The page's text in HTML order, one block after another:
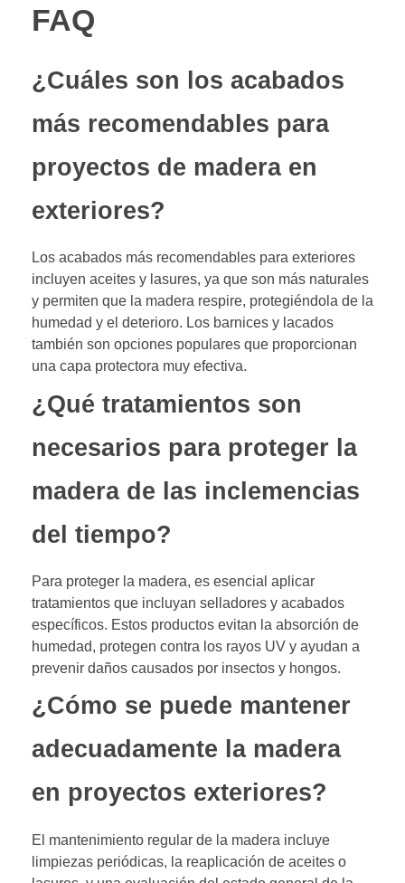
FAQ
¿Cuáles son los acabados
más recomendables para
proyectos de madera en
exteriores?
Los acabados más recomendables para exteriores
incluyen aceites y lasures, ya que son más naturales
y permiten que la madera respire, protegiéndola de la
humedad y el deterioro. Los barnices y lacados
también son opciones populares que proporcionan
una capa protectora muy efectiva.
¿Qué tratamientos son
necesarios para proteger la
madera de las inclemencias
del tiempo?
Para proteger la madera, es esencial aplicar
tratamientos que incluyan selladores y acabados
específicos. Estos productos evitan la absorción de
humedad, protegen contra los rayos UV y ayudan a
prevenir daños causados por insectos y hongos.
¿Cómo se puede mantener
adecuadamente la madera
en proyectos exteriores?
El mantenimiento regular de la madera incluye
limpiezas periódicas, la reaplicación de aceites o